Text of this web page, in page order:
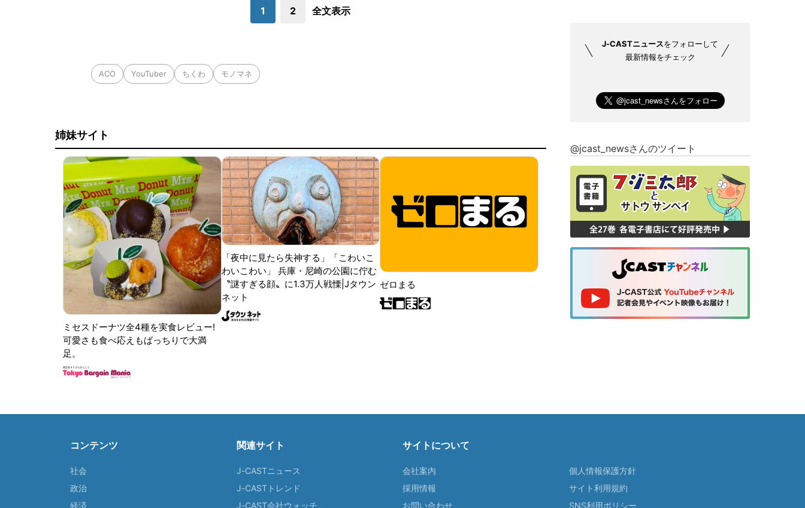
1 2 全文表示
ACO YouTuber ちくわ モノマネ
姉妹サイト
ミセスドーナツ全4種を実食レビュー!
可愛さも食べ応えもばっちりで大満
足。
「夜中に見たら失神する」「こわいこ
わいこわい」 兵庫・尼崎の公園に佇む
〝謎すぎる顔〟に1.3万人戦慄|Jタウン
ネット
ゼロまる
J-CASTニュースをフォローして
最新情報をチェック
@jcast_newsさんのツイート
コンテンツ
社会
政治
経済
関連サイト
J-CASTニュース
J-CASTトレンド
J-CAST会社ウォッチ
サイトについて
会社案内
採用情報
お問い合わせ
個人情報保護方針
サイト利用規約
SNS利用ポリシー